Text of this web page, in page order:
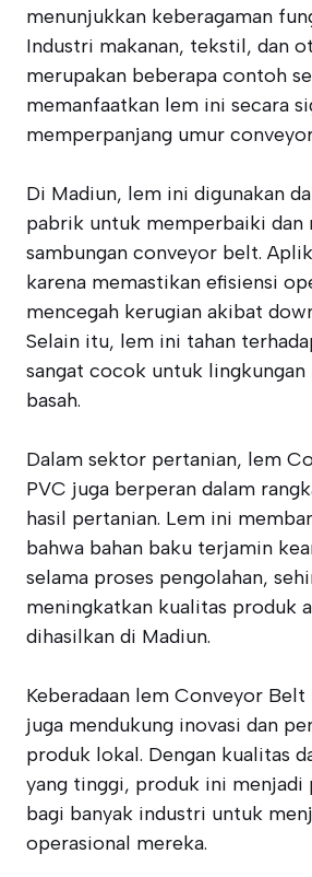
menunjukkan keberagaman
Industri makanan, tekstil, dan
merupakan beberapa contoh
memanfaatkan lem ini secara
memperpanjang umur
Di Madiun, lem ini digunakan
pabrik untuk memperbaiki dan
sambungan conveyor belt.
karena memastikan efisiensi
mencegah kerugian akibat
Selain itu, lem ini tahan
sangat cocok untuk lingkungan
basah.
Dalam sektor pertanian, lem
PVC juga berperan dalam
hasil pertanian. Lem ini
bahwa bahan baku terjamin
selama proses pengolahan,
meningkatkan kualitas produk
dihasilkan di Madiun.
Keberadaan lem Conveyor Belt
juga mendukung inovasi dan
produk lokal. Dengan kualitas
yang tinggi, produk ini menjadi
bagi banyak industri untuk
operasional mereka.